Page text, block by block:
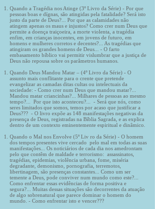
Quando a Tragédia nos Atinge (3º Livro da Série) - Por que
pessoas boas e dígnas, são atingidas pela fatalidade? Será isto
justo da parte de Deus?... Por que as calamidades não
atingem apenas os maus e injustos? Como crer num Deus que
permite a doença traiçoeira, a morte violenta, a tragédia
enfim, em crianças inocentes, em jovens de futuro, em
homens e mulheres corretos e decentes?... As tragédias que
atingiram os grandes homens de Deus... - O farto
embasamento bíblico vai permitir vislumbrar que a justiça de
Deus não repousa sobre os parâmetros humanos.
Quando Deus Mandou Matar – (4º Livro da Série) - O
assunto mais conflitante para o crente que pretende
evangelizar as camadas ditas cultas ou intelectuais da
sociedade: - Como crer num Deus que mandou matar?...
Mandou matar criancinhas?... Milhares de pessoas ao mesmo
tempo?... Por que isto aconteceu?... - Será que nós, como
seres limitados que somos, temos por acaso que justificar a
Deus??? - O livro expõe as 148 manifestações negativas da
presença de Deus, registradas na Bíblia Sagrada, e as explica
dentro de um contexto eminentemente espiritual e dinâmico.
Quando o Mal nos Envolve (5º Liv ro da Série) - O homem
dos tempos presentes vive cercado pelo mal em todas as suas
manifestações... Os noticiários de cada dia nos amedrontam
pelo que contêm de maldade e terrorismo: assassinatos,
tragédias, epidemias, violência urbana, fome, miséria
degradante, demonismo, pornografia, terremotos,
libertinagem, são presenças constantes... Como um ser
temente a Deus, pode conviver num mundo como este?...
Como enfrentar essas evidências de forma positiva e
segura?... Muitas dessas situações são decorrentes da atuação
de algo sobrenatural que parece dominar o homem do
mundo. - Como enfrentar isto e vencer???